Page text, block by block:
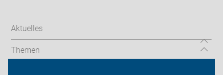
Aktuelles
Themen